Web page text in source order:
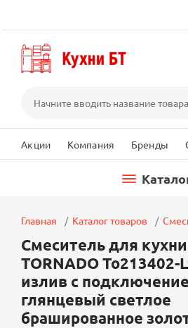
Акции Компания Бренды
Главная Каталог товаров
Смеситель для
TORNADO To213402-
излив с
глянцевый светлое
брашированное